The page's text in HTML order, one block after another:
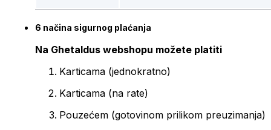
6 načina sigurnog plaćanja
Na Ghetaldus webshopu možete platiti
Karticama (jednokratno)
Karticama (na rate)
Pouzećem (gotovinom prilikom preuzimanja)